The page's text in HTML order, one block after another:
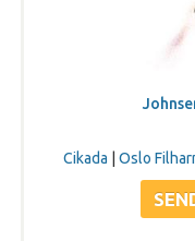
Cikada
Oslo